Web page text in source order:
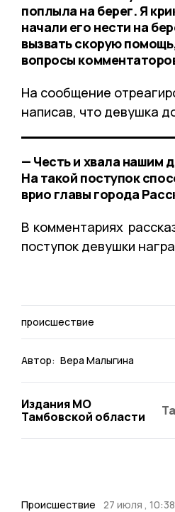
поплыла на берег. Я
начали его нести на
вызвать скорую
вопросы
На сообщение
написав, что девушка
— Честь и хвала нашим
На такой поступок
врио главы города
В комментариях
поступок девушки
происшествие
Автор: Вера Малыгина
Издания МО
Тамбовской области
Происшествие 27 июля , 10:38